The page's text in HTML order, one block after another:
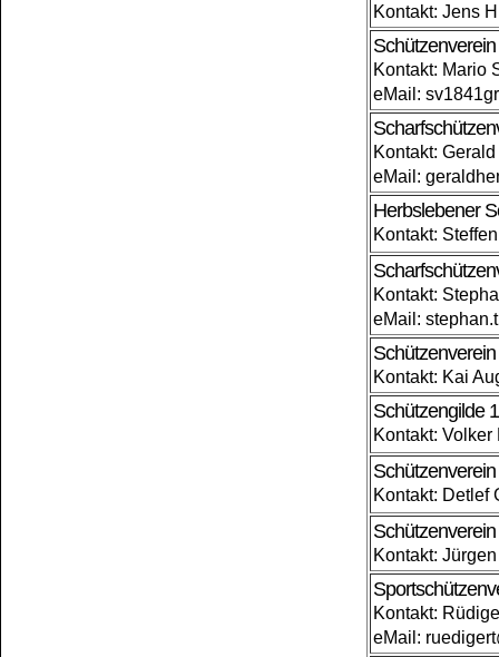
Kontakt: Jens
Kontakt: Mario
eMail:
Kontakt:
eMail:
Herbslebener
Kontakt:
Kontakt:
eMail:
Kontakt: Kai
Schützengilde
Kontakt:
Kontakt: Detlef
Kontakt:
Kontakt:
eMail: